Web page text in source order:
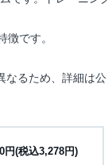
です。
なるため、詳細は公
円(税込3,278円)